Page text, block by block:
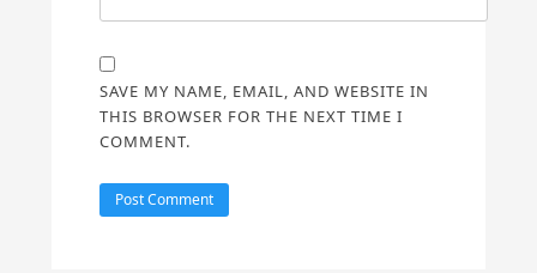
SAVE MY NAME, EMAIL, AND WEBSITE IN
THIS BROWSER FOR THE NEXT TIME I
COMMENT.